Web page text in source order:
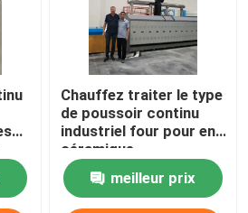
de
Chauffez traiter le type
de poussoir continu
industriel four pour en
céramique
meilleur prix